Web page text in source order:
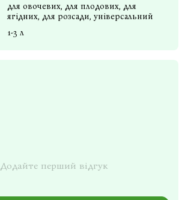
для овочевих, для плодових, для
ягідних, для розсади, універсальний
1-3 л
Додайте перший відгук